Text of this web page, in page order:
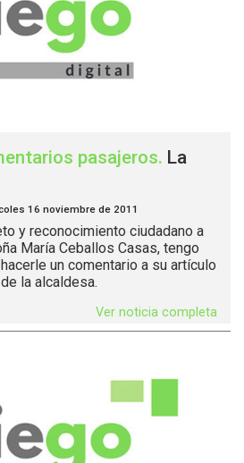
pasajeros. La
16 noviembre de 2011
y reconocimiento ciudadano a
María Ceballos Casas, tengo
un comentario a su artículo
la alcaldesa.
Ver noticia completa